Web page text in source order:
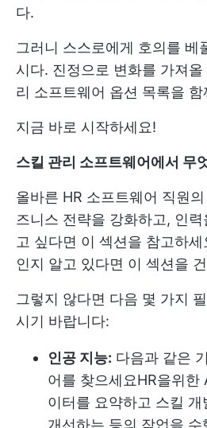
다.
그러니 스스로에게 호의를 베
시다. 진정으로 변화를 가져
리 소프트웨어 옵션 목록을
지금 바로 시작하세요!
스킬 관리 소프트웨어에서 무
올바른 HR 소프트웨어 직원
즈니스 전략을 강화하고, 인
고 싶다면 이 섹션을 참고하
인지 알고 있다면 이 섹션을
그렇지 않다면 다음 몇 가지
시기 바랍니다:
인공 지능: 다음과 같은
어를 찾으세요HR을위한
이터를 요약하고 스킬
개선하는 등의 작업을 수